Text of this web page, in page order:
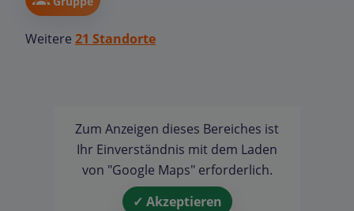
Weitere 21 Standorte
Zum Anzeigen dieses Bereiches ist
Ihr Einverständnis mit dem Laden
von "Google Maps" erforderlich.
✓ Akzeptieren